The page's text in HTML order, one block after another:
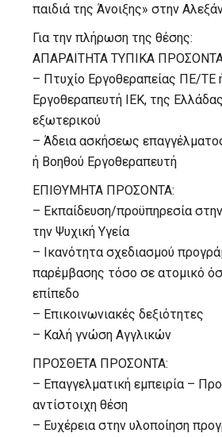
παιδιά της Άνοιξης» στην
Για την πλήρωση της θέσης:
ΑΠΑΡΑΙΤΗΤΑ ΤΥΠΙΚΑ
– Πτυχίο Εργοθεραπείας ΠΕ/ΤΕ
Εργοθεραπευτή ΙΕΚ, της
εξωτερικού
– Άδεια ασκήσεως
ή Βοηθού Εργοθεραπευτή
ΕΠΙΘΥΜΗΤΑ ΠΡΟΣΟΝΤΑ:
– Εκπαίδευση/προϋπηρεσία
την Ψυχική Υγεία
– Ικανότητα σχεδιασμού
παρέμβασης τόσο σε ατομικό
επίπεδο
– Επικοινωνιακές δεξιότητες
– Καλή γνώση Αγγλικών
ΠΡΟΣΘΕΤΑ ΠΡΟΣΟΝΤΑ:
– Επαγγελματική εμπειρία –
αντίστοιχη θέση
– Ευχέρεια στην υλοποίηση